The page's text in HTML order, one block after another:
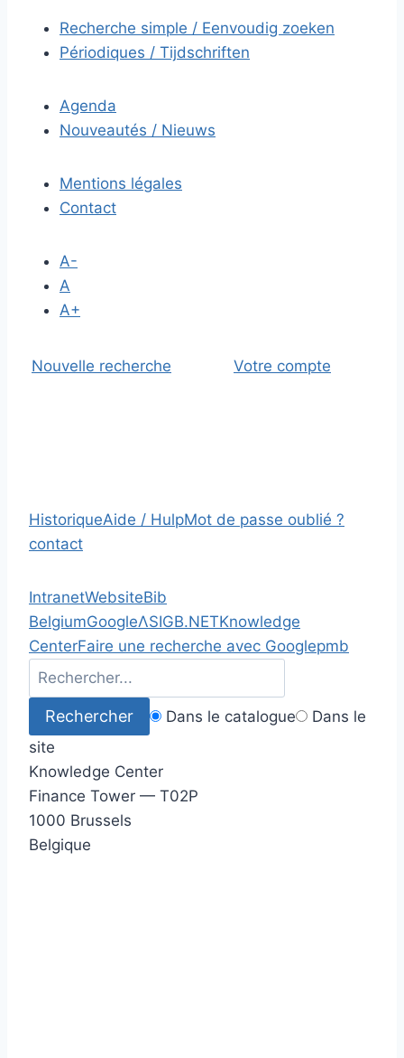
Recherche simple / Eenvoudig zoeken
Périodiques / Tijdschriften
Agenda
Nouveautés / Nieuws
Mentions légales
Contact
A-
A
A+
Nouvelle recherche Votre compte
HistoriqueAide / HulpMot de passe oublié ?
contact
IntranetWebsiteBib
BelgiumGoogleΛSIGB.NETKnowledge
CenterFaire une recherche avec Googlepmb
Dans le catalogue
Dans le
site
Knowledge Center
Finance Tower — T02P
1000 Brussels
Belgique